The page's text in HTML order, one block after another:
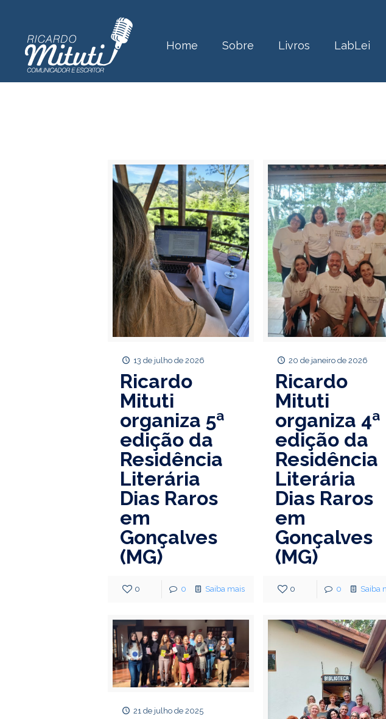
Home Sobre Livros LabLei
13 de julho de 2026
Ricardo
Mituti
organiza 5ª
edição da
Residência
Literária
Dias Raros
em
Gonçalves
(MG)
0 0 Saiba mais
20 de janeiro de 2026
Ricardo
Mituti
organiza 4ª
edição da
Residência
Literária
Dias Raros
em
Gonçalves
(MG)
0 0 Saiba
21 de julho de 2025